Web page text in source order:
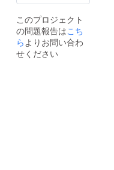
このプロジェクト
の問題報告はこち
らよりお問い合わ
せください